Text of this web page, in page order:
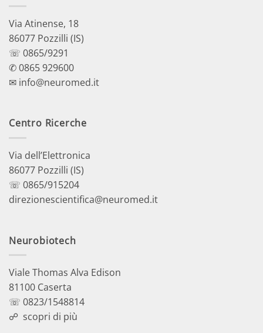
Via Atinense, 18
86077 Pozzilli (IS)
☏ 0865/9291
✆ 0865 929600
✉ info@neuromed.it
Centro Ricerche
Via dell’Elettronica
86077 Pozzilli (IS)
☏ 0865/915204
direzionescientifica@neuromed.it
Neurobiotech
Viale Thomas Alva Edison
81100 Caserta
☏ 0823/1548814
☍ scopri di più